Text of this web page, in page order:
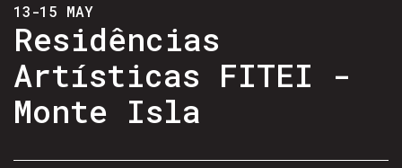
13-15 MAY
Residências
Artísticas FITEI -
Monte Isla